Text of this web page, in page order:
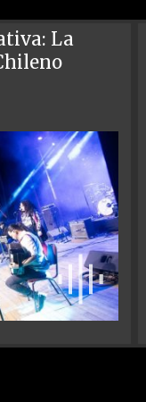
La